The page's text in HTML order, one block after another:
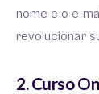
nome e o e-
revolucionar
2. Curso